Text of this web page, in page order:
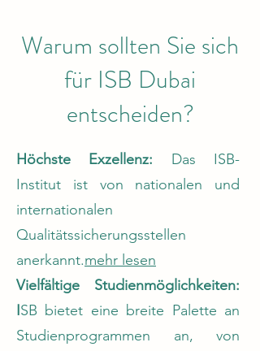
Warum sollten Sie sich
für ISB Dubai
entscheiden?
Höchste Exzellenz: Das ISB-
Institut ist von nationalen und
internationalen
Qualitätssicherungsstellen
anerkannt.mehr lesen
Vielfältige Studienmöglichkeiten:
ISB bietet eine breite Palette an
Studienprogrammen an, von